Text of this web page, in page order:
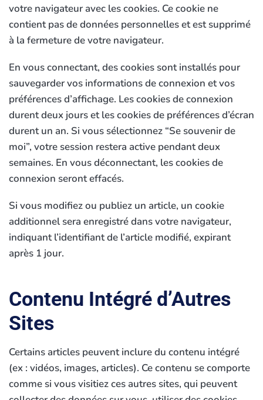
votre navigateur avec les cookies. Ce cookie ne
contient pas de données personnelles et est supprimé
à la fermeture de votre navigateur.
En vous connectant, des cookies sont installés pour
sauvegarder vos informations de connexion et vos
préférences d’affichage. Les cookies de connexion
durent deux jours et les cookies de préférences d’écran
durent un an. Si vous sélectionnez “Se souvenir de
moi”, votre session restera active pendant deux
semaines. En vous déconnectant, les cookies de
connexion seront effacés.
Si vous modifiez ou publiez un article, un cookie
additionnel sera enregistré dans votre navigateur,
indiquant l’identifiant de l’article modifié, expirant
après 1 jour.
Contenu Intégré d’Autres
Sites
Certains articles peuvent inclure du contenu intégré
(ex : vidéos, images, articles). Ce contenu se comporte
comme si vous visitiez ces autres sites, qui peuvent